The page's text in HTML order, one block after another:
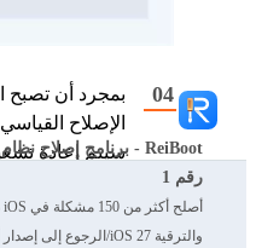
بمجرد أن تصبح
رقم 1
والترقية iOS 27/الرجوع إلى إصدار أقدم بأمان